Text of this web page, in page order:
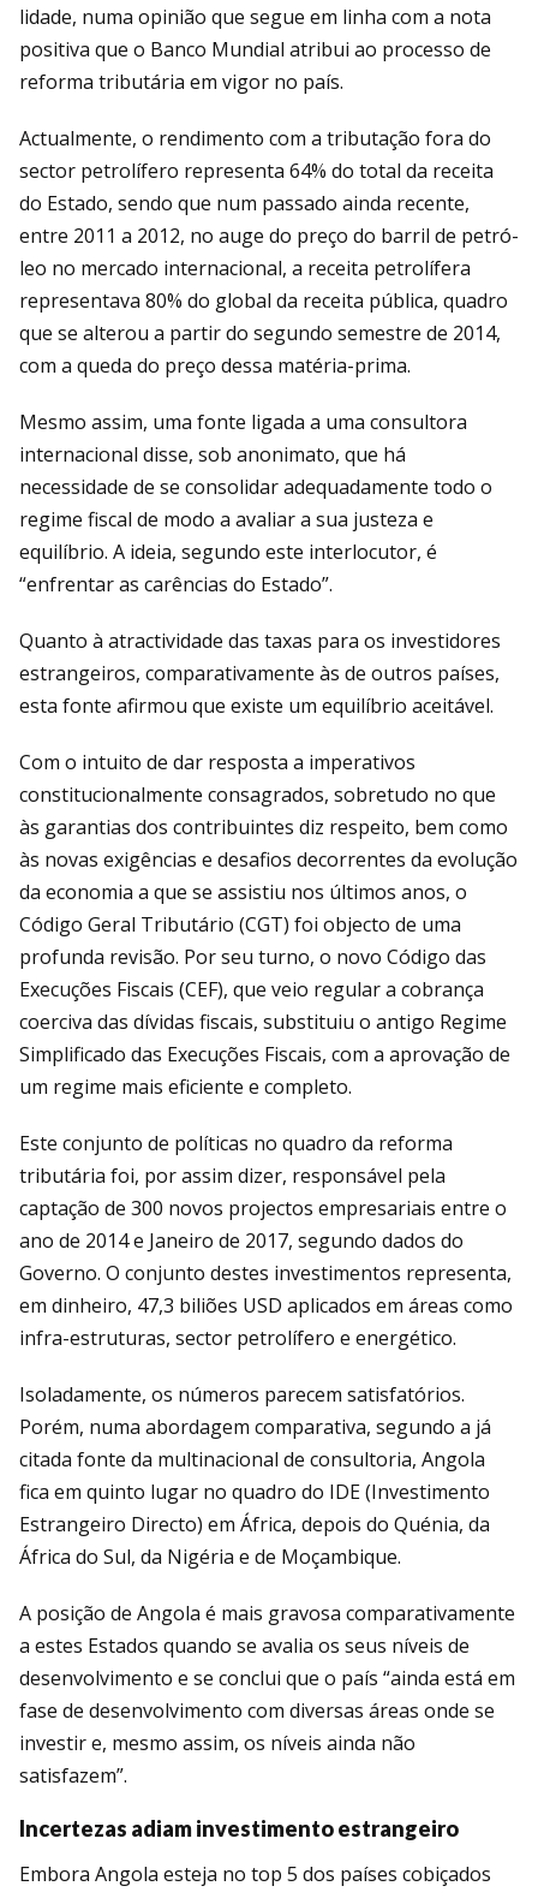
lidade, numa opinião que segue em linha com a nota
positiva que o Banco Mundial atribui ao processo de
reforma tributária em vigor no país.
Actualmente, o rendimento com a tributa­ção fora do
sector petrolífero representa 64% do total da receita
do Estado, sendo que num passado ainda recente,
entre 2011 a 2012, no auge do preço do barril de petró­
leo no mercado internacional, a receita petrolífera
representava 80% do global da receita pública, quadro
que se alterou a partir do segundo semestre de 2014,
com a queda do preço dessa matéria-prima.
Mesmo assim, uma fonte ligada a uma con­sultora
internacional disse, sob anonimato, que há
necessidade de se consolidar ade­quadamente todo o
regime fiscal de modo a avaliar a sua justeza e
equilíbrio. A ideia, segundo este interlocutor, é
“enfrentar as carências do Estado”.
Quanto à atractividade das taxas para os investidores
estrangeiros, comparativa­mente às de outros países,
esta fonte afir­mou que existe um equilíbrio aceitável.
Com o intuito de dar resposta a imperativos
constitucionalmente consagrados, sobretu­do no que
às garantias dos contribuintes diz respeito, bem como
às novas exigências e desafios decorrentes da evolução
da eco­nomia a que se assistiu nos últimos anos, o
Código Geral Tributário (CGT) foi objecto de uma
profunda revisão. Por seu turno, o novo Código das
Execuções Fiscais (CEF), que veio regular a cobrança
coerciva das dívidas fiscais, substituiu o antigo Regime
Simplificado das Execuções Fiscais, com a aprovação de
um regime mais eficiente e completo.
Este conjunto de políticas no quadro da re­forma
tributária foi, por assim dizer, res­ponsável pela
captação de 300 novos pro­jectos empresariais entre o
ano de 2014 e Janeiro de 2017, segundo dados do
Governo. O conjunto destes investimentos represen­ta,
em dinheiro, 47,3 biliões USD aplicados em áreas como
infra-estruturas, sector pe­trolífero e energético.
Isoladamente, os números parecem satis­fatórios.
Porém, numa abordagem compa­rativa, segundo a já
citada fonte da mul­tinacional de consultoria, Angola
fica em quinto lugar no quadro do IDE (Investimen­to
Estrangeiro Directo) em África, depois do Quénia, da
África do Sul, da Nigéria e de Moçambique.
A posição de Angola é mais gravosa com­parativamente
a estes Estados quando se avalia os seus níveis de
desenvolvimento e se conclui que o país “ainda está em
fase de desenvolvimento com diversas áreas onde se
investir e, mesmo assim, os níveis ainda não
satisfazem”.
Incertezas adiam investimento estrangeiro
Embora Angola esteja no top 5 dos países cobiçados